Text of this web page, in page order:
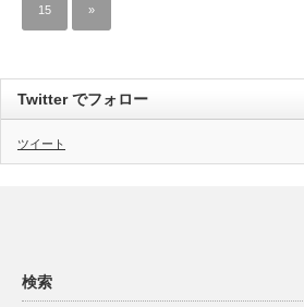
15 »
Twitter でフォロー
ツイート
検索